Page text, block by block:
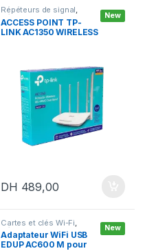
New
Répéteurs de signal
Réseau & Internet
Routeurs
ACCESS POINT TP-
LINK AC1350 WIRELESS
DH 489,00
New
Cartes et clés Wi-Fi
Réseau & Internet
Adaptateur WiFi USB
EDUP AC600 M pour